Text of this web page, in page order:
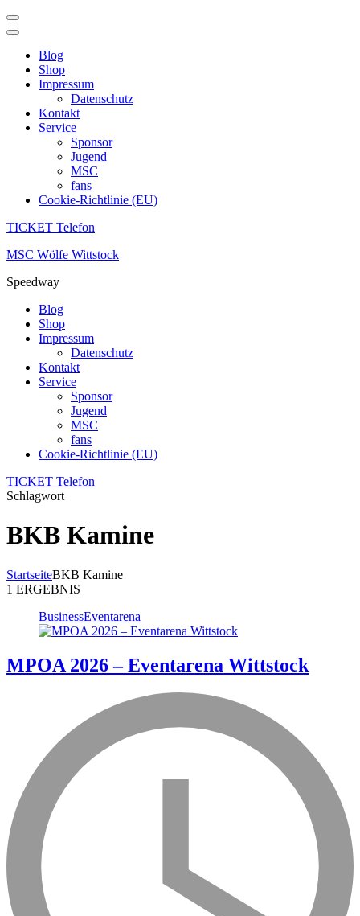
Blog
Shop
Impressum
Datenschutz
Kontakt
Service
Sponsor
Jugend
MSC
fans
Cookie-Richtlinie (EU)
TICKET Telefon
Zum
springen
drücken)
MSC Wölfe Wittstock
Speedway
Blog
Shop
Impressum
Datenschutz
Kontakt
Service
Sponsor
Jugend
MSC
fans
Cookie-Richtlinie (EU)
TICKET Telefon
Schlagwort
BKB Kamine
StartseiteBKB Kamine
1 ERGEBNIS
BusinessEventarena
MPOA 2026 – Eventarena Wittstock